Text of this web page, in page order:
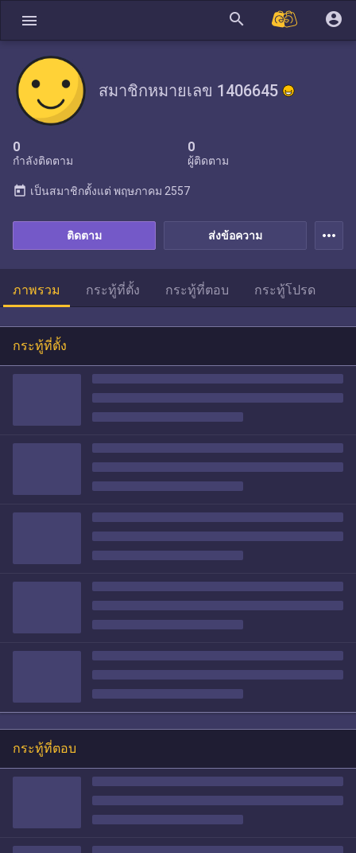
menu search account_circle
สมาชิกหมายเลข 1406645
0
กำลังติดตาม
0
ผู้ติดตาม
ส่งข้อความ
ติดตาม
today เป็นสมาชิกตั้งแต่ พฤษภาคม 2557
more_horiz
ภาพรวม กระทู้ที่ตั้ง กระทู้ที่ตอบ กระทู้โปรด
กระทู้ที่ตั้ง
กระทู้ที่ตอบ